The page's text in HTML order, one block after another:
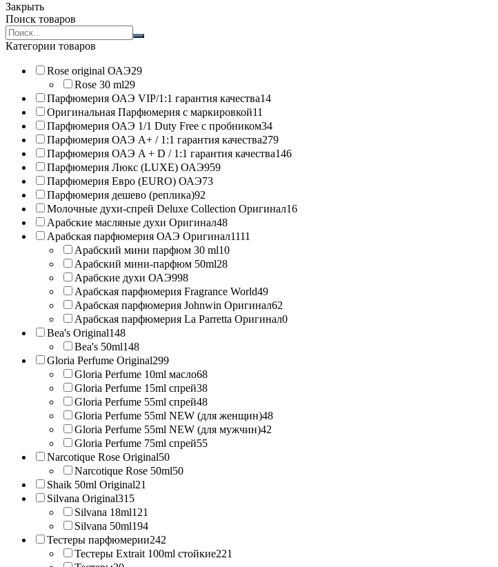
Закрыть
Поиск товаров
Search
products:
Категории товаров
Rose original ОАЭ29
Rose 30 ml29
Парфюмерия ОАЭ VIP/1:1 гарантия качества14
Оригинальная Парфюмерия с маркировкой11
Парфюмерия ОАЭ 1/1 Duty Free с пробником34
Парфюмерия ОАЭ A+ / 1:1 гарантия качества279
Парфюмерия ОАЭ A + D / 1:1 гарантия качества146
Парфюмерия Люкс (LUXE) ОАЭ959
Парфюмерия Евро (EURO) ОАЭ73
Парфюмерия дешево (реплика)92
Молочные духи-спрей Deluxe Collection Оригинал16
Арабские масляные духи Оригинал48
Арабская парфюмерия ОАЭ Оригинал1111
Арабский мини парфюм 30 ml10
Арабский мини-парфюм 50ml28
Арабские духи ОАЭ998
Арабская парфюмерия Fragrance World49
Арабская парфюмерия Johnwin Оригинал62
Арабская парфюмерия La Parretta Оригинал0
Bea's Original148
Bea's 50ml148
Gloria Perfume Original299
Gloria Perfume 10ml масло68
Gloria Perfume 15ml спрей38
Gloria Perfume 55ml спрей48
Gloria Perfume 55ml NEW (для женщин)48
Gloria Perfume 55ml NEW (для мужчин)42
Gloria Perfume 75ml спрей55
Narcotique Rose Original50
Narcotique Rose 50ml50
Shaik 50ml Original21
Silvana Original315
Silvana 18ml121
Silvana 50ml194
Тестеры парфюмерии242
Тестеры Extrait 100ml стойкие221